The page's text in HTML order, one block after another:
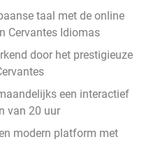
taal met de online
Cervantes Idiomas
door het prestigieuze
een interactief
van 20 uur
modern platform met